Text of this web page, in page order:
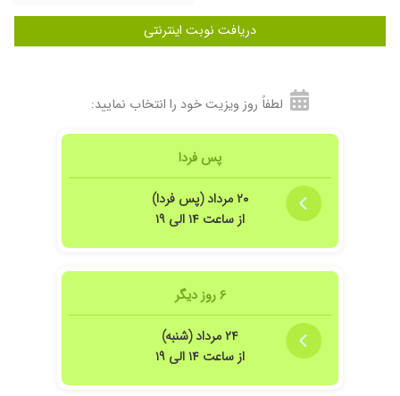
دریافت نوبت اینترنتی
لطفاً روز ویزیت خود را انتخاب نمایید:
پس فردا
۲۰ مرداد (پس فردا)
از ساعت ۱۴ الی ۱۹
۶ روز دیگر
۲۴ مرداد (شنبه)
از ساعت ۱۴ الی ۱۹